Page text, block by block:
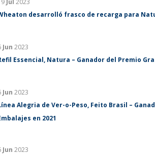
Jul 2023
desarrolló frasco de recarga para
Jun 2023
Essencial, Natura – Ganador del Premio
Jun 2023
Alegria de Ver-o-Peso, Feito Brasil –
en 2021
Jun 2023